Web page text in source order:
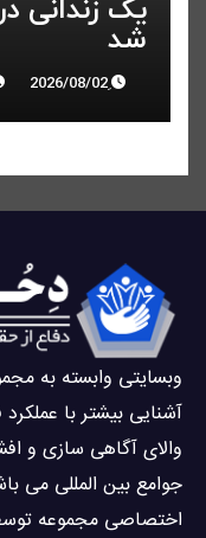
یک زندانی
شد
وبسايتى وابسته به
آشنایی بيشتر با
والاى آگاهى سازی و
جوامع بین المللى می
اختصاصی مجموعه توسط